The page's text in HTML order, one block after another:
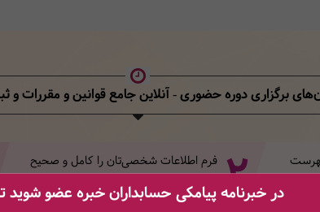
برگزاری دوره حضوری - آنلاین جامع قوانین و مقرراتو
2 فرم اطلاعات شخصی‌تان‌ را کامل و صحیح
تکمیل کنید.
در خبرنامه پیامکی حسابداران خبره عضو شوید